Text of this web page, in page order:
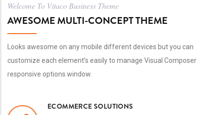
Welcome To Vitaco Business Theme
AWESOME MULTI-CONCEPT THEME
Looks awesome on any mobile different devices but you can
customize each element’s easily to manage Visual Composer
responsive options window.
ECOMMERCE SOLUTIONS